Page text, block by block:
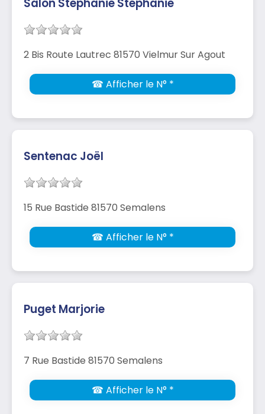
2 Bis Route Lautrec 81570 Vielmur Sur Agout
☎ Afficher le N° *
Sentenac Joël
15 Rue Bastide 81570 Semalens
☎ Afficher le N° *
Puget Marjorie
7 Rue Bastide 81570 Semalens
☎ Afficher le N° *